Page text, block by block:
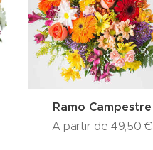
Ramo Campestre
A partir de 49,50 €